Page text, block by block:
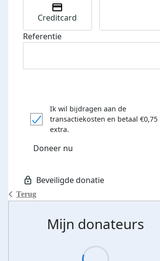
Streefbedrag
Terug
Creditcard
Referentie
Ik wil bijdragen aan de
transactiekosten en betaal €0,75
extra.
Doneer nu
Mijn donateurs